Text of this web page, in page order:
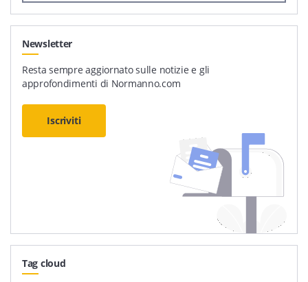
Newsletter
Resta sempre aggiornato sulle notizie e gli
approfondimenti di Normanno.com
Iscriviti
Tag cloud